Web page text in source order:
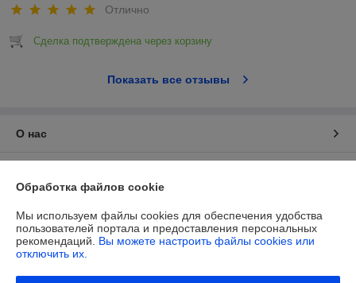
Отлично
Сделка подтверждена через корзину
Показать все отзывы
О нас
График работы
Обработка файлов cookie
Мы используем файлы cookies для обеспечения удобства
пользователей портала и предоставления персональных
рекомендаций. Вы можете настроить файлы cookies или
отключить их.